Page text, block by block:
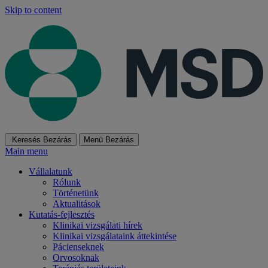
Skip to content
Keresés Bezárás Menü Bezárás
Main menu
Vállalatunk
Rólunk
Történetünk
Aktualitások
Kutatás-fejlesztés
Klinikai vizsgálati hírek
Klinikai vizsgálataink áttekintése
Pácienseknek
Orvosoknak